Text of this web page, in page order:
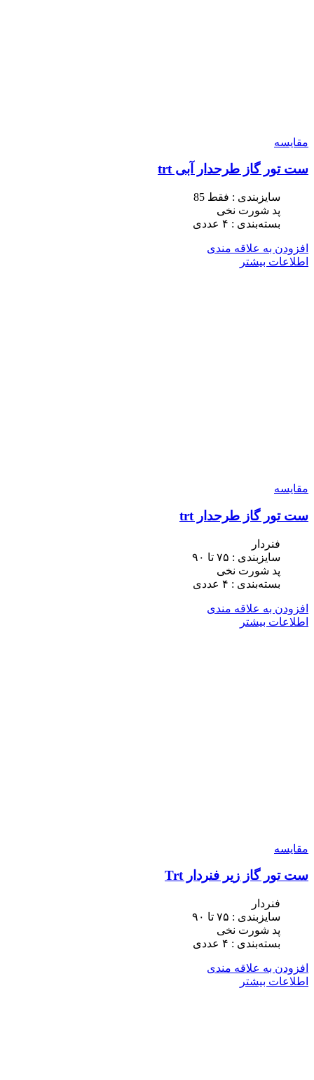
مقایسه
ست تور گاز طرحدار آبی trt
سایزبندی : فقط 85
پد شورت نخی
بسته‌بندی : ۴ عددی
افزودن به علاقه مندی
اطلاعات بیشتر
مقایسه
ست تور گاز طرحدار trt
فنردار
سایزبندی : ٧۵ تا ٩٠
پد شورت نخی
بسته‌بندی : ۴ عددی
افزودن به علاقه مندی
اطلاعات بیشتر
مقایسه
ست تور گاز زیر فنردار Trt
فنردار
سایزبندی : ٧۵ تا ٩٠
پد شورت نخی
بسته‌بندی : ۴ عددی
افزودن به علاقه مندی
اطلاعات بیشتر